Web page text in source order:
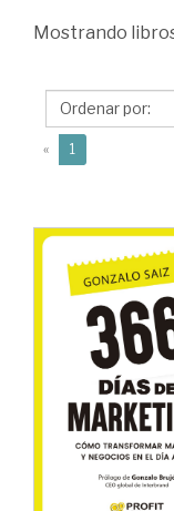
Saiz,
Mostrando
« 1